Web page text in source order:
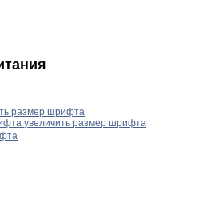
размер шрифта
увеличить размер шрифта